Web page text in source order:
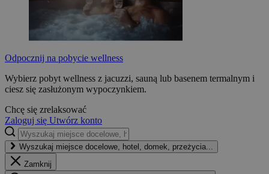
Odpocznij na pobycie wellness
Wybierz pobyt wellness z jacuzzi, sauną lub basenem termalnym i
ciesz się zasłużonym wypoczynkiem.
Chcę się zrelaksować
Zaloguj się Utwórz konto
Wyszukaj miejsce docelowe, hotel, domek, przeżycia...
Zamknij